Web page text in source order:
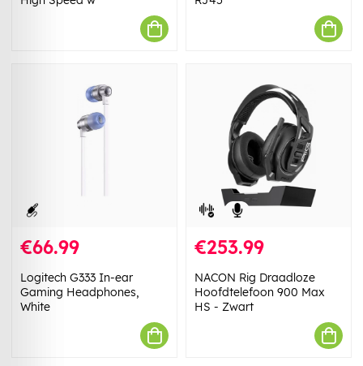
€66.99
Logitech G333 In-ear
Gaming Headphones,
White
€253.99
NACON Rig Draadloze
Hoofdtelefoon 900 Max
HS - Zwart